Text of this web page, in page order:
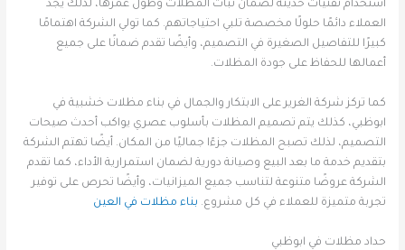
استخدام تقنيات حديثة لضمان ثبات المظلات وطول عمرها، لذلك يجد
العملاء دائمًا حلولًا مخصصة تلبي احتياجاتهم. كما تولي الشركة اهتمامًا
كبيرًا للتفاصيل الصغيرة في التصميم، وأيضًا تقدم ضمانًا على جميع
أعمالها للحفاظ على جودة المظلات.
كما تركز شركة الغرير على الابتكار والجمال في بناء مظلات خشبية في
ابوظبي، كذلك يتم تصميم المظلات بأسلوب عصري يواكب أحدث صيحات
التصميم، لذلك تصبح المظلات جزءًا جماليًا من المكان. أيضًا تهتم الشركة
بتقديم خدمة ما بعد البيع وصيانة دورية لضمان استمرارية الأداء، كما تقدم
الشركة عروضًا متنوعة لتناسب جميع الميزانيات، وأيضًا تحرص على توفير
تجربة متميزة للعملاء في كل مشروع. بناء مظلات في العين
حداد مظلات في ابوظبي